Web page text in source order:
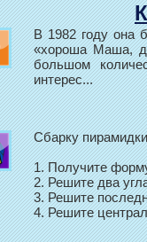
В 1982 году она
«хороша Маша,
большом
интерес...
Сбарку
1. Получите
2. Решите два
3. Решите
4. Решите